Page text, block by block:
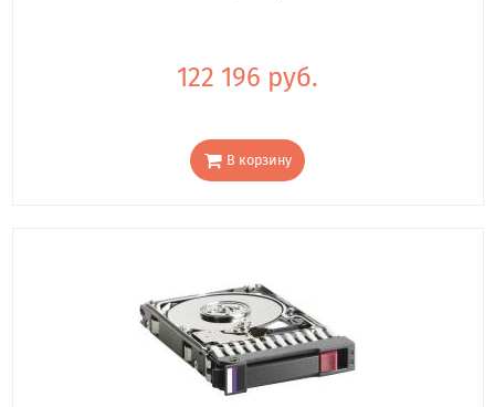
122 196 руб.
В корзину